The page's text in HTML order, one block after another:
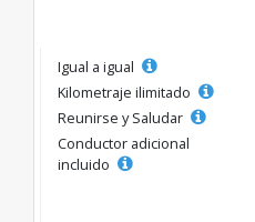
Igual a igual
Kilometraje ilimitado
Reunirse y Saludar
Conductor adicional
incluido